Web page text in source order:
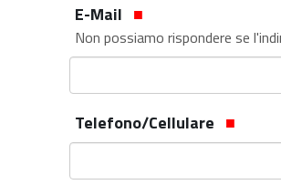
E-Mail
Non possiamo rispondere se
Telefono/Cellulare